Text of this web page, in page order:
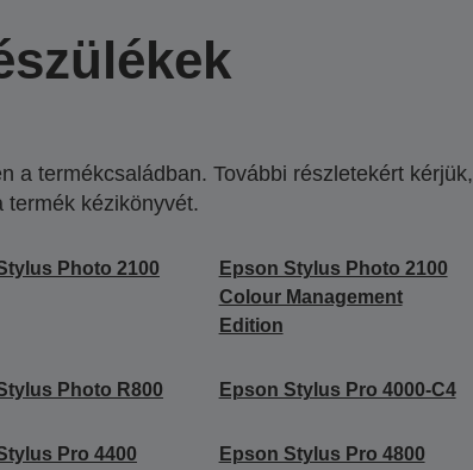
a termékcsaládban. További részletekért kérjük,
termék kézikönyvét.
Photo 2100
Epson Stylus Photo 2100
Colour Management
Edition
Photo R800 Epson Stylus Pro 4000-C4
Pro 4400
Epson Stylus Pro 4800